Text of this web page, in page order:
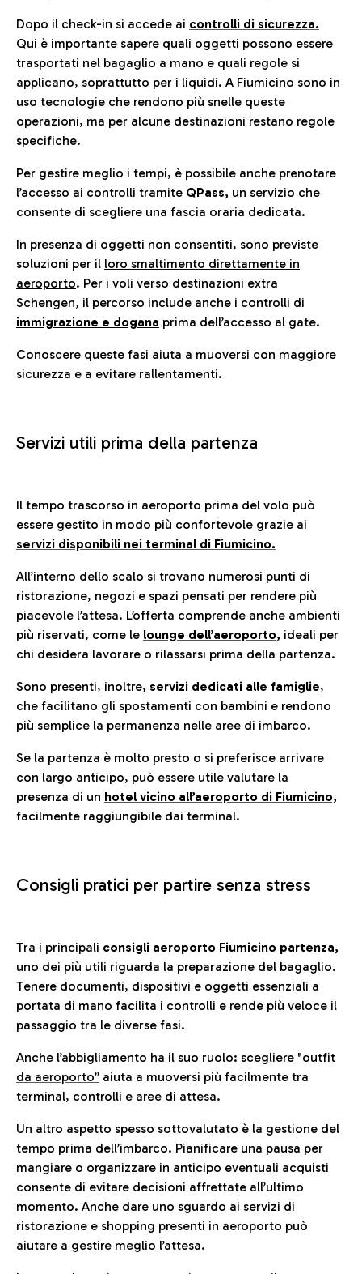
Dopo il check-in si accede ai controlli di sicurezza.
Qui è importante sapere quali oggetti possono essere
trasportati nel bagaglio a mano e quali regole si
applicano, soprattutto per i liquidi. A Fiumicino sono in
uso tecnologie che rendono più snelle queste
operazioni, ma per alcune destinazioni restano regole
specifiche.
Per gestire meglio i tempi, è possibile anche prenotare
l’accesso ai controlli tramite QPass, un servizio che
consente di scegliere una fascia oraria dedicata.
In presenza di oggetti non consentiti, sono previste
soluzioni per il loro smaltimento direttamente in
aeroporto. Per i voli verso destinazioni extra
Schengen, il percorso include anche i controlli di
immigrazione e dogana prima dell’accesso al gate.
Conoscere queste fasi aiuta a muoversi con maggiore
sicurezza e a evitare rallentamenti.
Servizi utili prima della partenza
Il tempo trascorso in aeroporto prima del volo può
essere gestito in modo più confortevole grazie ai
servizi disponibili nei terminal di Fiumicino.
All’interno dello scalo si trovano numerosi punti di
ristorazione, negozi e spazi pensati per rendere più
piacevole l’attesa. L’offerta comprende anche ambienti
più riservati, come le lounge dell’aeroporto, ideali per
chi desidera lavorare o rilassarsi prima della partenza.
Sono presenti, inoltre, servizi dedicati alle famiglie,
che facilitano gli spostamenti con bambini e rendono
più semplice la permanenza nelle aree di imbarco.
Se la partenza è molto presto o si preferisce arrivare
con largo anticipo, può essere utile valutare la
presenza di un hotel vicino all’aeroporto di Fiumicino,
facilmente raggiungibile dai terminal.
Consigli pratici per partire senza stress
Tra i principali consigli aeroporto Fiumicino partenza,
uno dei più utili riguarda la preparazione del bagaglio.
Tenere documenti, dispositivi e oggetti essenziali a
portata di mano facilita i controlli e rende più veloce il
passaggio tra le diverse fasi.
Anche l’abbigliamento ha il suo ruolo: scegliere "outfit
da aeroporto” aiuta a muoversi più facilmente tra
terminal, controlli e aree di attesa.
Un altro aspetto spesso sottovalutato è la gestione del
tempo prima dell’imbarco. Pianificare una pausa per
mangiare o organizzare in anticipo eventuali acquisti
consente di evitare decisioni affrettate all’ultimo
momento. Anche dare uno sguardo ai servizi di
ristorazione e shopping presenti in aeroporto può
aiutare a gestire meglio l’attesa.